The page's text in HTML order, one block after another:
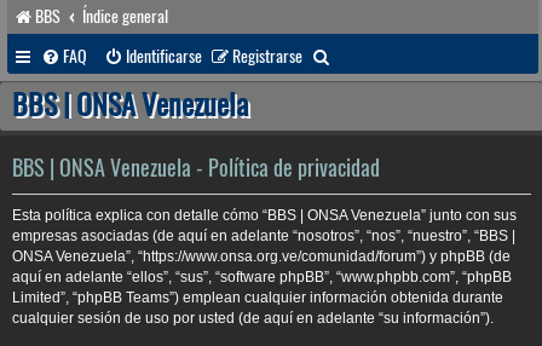
BBS
Índice general
FAQ
Identificarse Registrarse
u
a
r
BBS | ONSA Venezuela
BBS | ONSA Venezuela - Política de privacidad
Esta política explica con detalle cómo “BBS | ONSA Venezuela” junto con sus
empresas asociadas (de aquí en adelante “nosotros”, “nos”, “nuestro”, “BBS |
ONSA Venezuela”, “https://www.onsa.org.ve/comunidad/forum”) y phpBB (de
aquí en adelante “ellos”, “sus”, “software phpBB”, “www.phpbb.com”, “phpBB
Limited”, “phpBB Teams”) emplean cualquier información obtenida durante
cualquier sesión de uso por usted (de aquí en adelante “su información”).